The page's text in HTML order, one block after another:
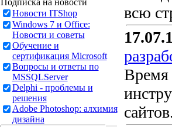
Подписка на новости
Новости ITShop
Windows 7 и Office:
Новости и советы
Обучение и
сертификация Microsoft
Вопросы и ответы по
MSSQLServer
Delphi - проблемы и
решения
Adobe Photoshop: алхимия
дизайна
всю
Время